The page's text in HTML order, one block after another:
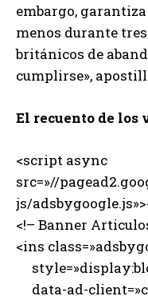
embargo,
menos durante
británicos de
cumplirse»,
El recuento de los
<script async
src=»//
js/
<!– Banner
<ins
data-ad-